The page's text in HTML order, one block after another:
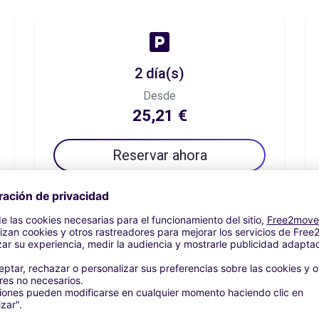
2 día(s)
Desde
25,21 €
Reservar ahora
7 día(s)
Desde